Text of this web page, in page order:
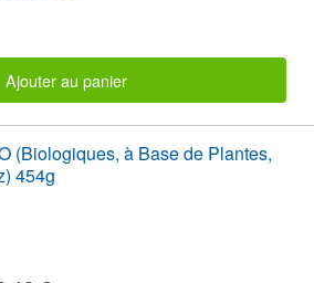
Ajouter au panier
(Biologiques, à Base de Plantes,
454g